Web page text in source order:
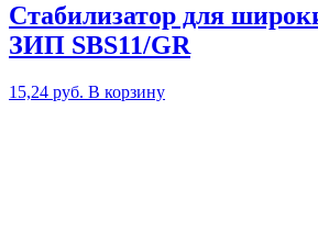
Стабилизатор для
ЗИП SBS11/GR
15,24 руб. В корзину